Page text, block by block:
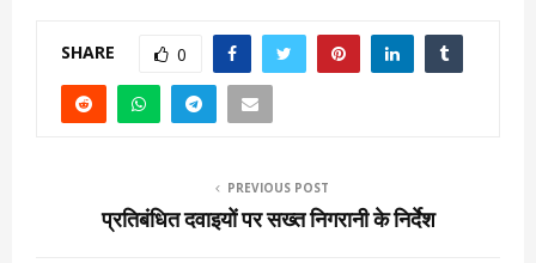
SHARE 0
PREVIOUS POST
प्रतिबंधित दवाइयों पर सख्त निगरानी के निर्देश